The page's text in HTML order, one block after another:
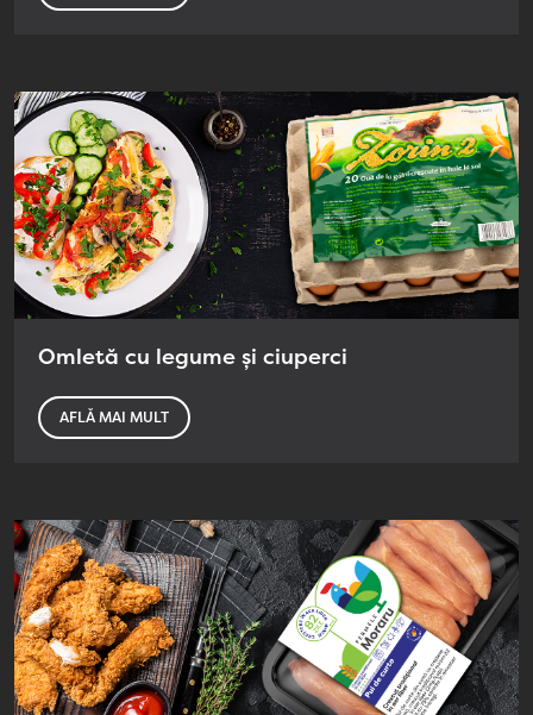
Omletă cu legume și ciuperci
AFLĂ MAI MULT